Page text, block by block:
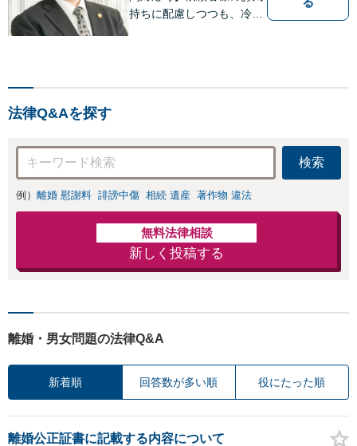
持ちに配慮しつつも、冷静
法律Q&Aを探す
検索
例） 離婚 慰謝料 誹謗中傷 相続 遺産 著作物 違法
無料法律相談
新しく投稿する
離婚・男女問題の法律Q&A
新着順 回答数が多い順 役にたった順
離婚公正証書に記載する内容について